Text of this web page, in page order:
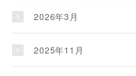
2026年3月
2025年11月